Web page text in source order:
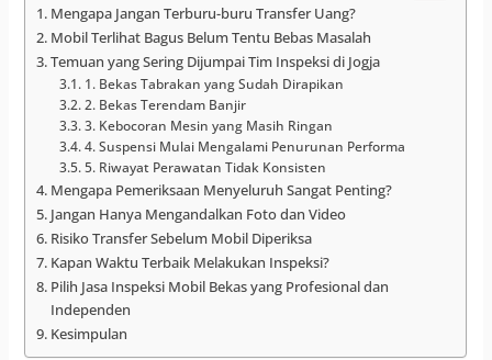
Mengapa Jangan Terburu-buru Transfer Uang?
Mobil Terlihat Bagus Belum Tentu Bebas Masalah
Temuan yang Sering Dijumpai Tim Inspeksi di Jogja
1. Bekas Tabrakan yang Sudah Dirapikan
2. Bekas Terendam Banjir
3. Kebocoran Mesin yang Masih Ringan
4. Suspensi Mulai Mengalami Penurunan Performa
5. Riwayat Perawatan Tidak Konsisten
Mengapa Pemeriksaan Menyeluruh Sangat Penting?
Jangan Hanya Mengandalkan Foto dan Video
Risiko Transfer Sebelum Mobil Diperiksa
Kapan Waktu Terbaik Melakukan Inspeksi?
Pilih Jasa Inspeksi Mobil Bekas yang Profesional dan
Independen
Kesimpulan